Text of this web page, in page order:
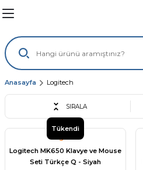
Anasayfa Logitech
SIRALA
Tükendi
Logitech MK650 Klavye ve Mouse
Seti Türkçe Q - Siyah